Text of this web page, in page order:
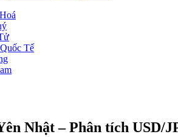
Tế
Nhật – Phân tích USD/